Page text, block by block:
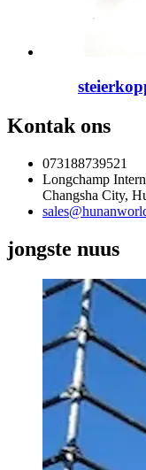
Kontak ons
073188739521
Longchamp
Changsha City,
jongste nuus